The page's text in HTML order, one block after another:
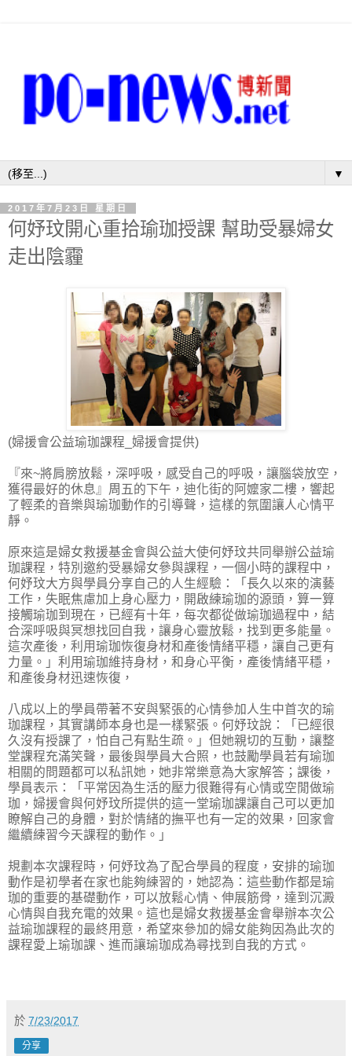
▼
2017年7月23日 星期日
何妤玟開心重拾瑜珈授課 幫助受暴婦女
走出陰霾
(婦援會公益瑜珈課程_婦援會提供)
『來~將肩膀放鬆，深呼吸，感受自己的呼吸，讓腦袋放空，
獲得最好的休息』周五的下午，迪化街的阿嬤家二樓，響起
了輕柔的音樂與瑜珈動作的引導聲，這樣的氛圍讓人心情平
靜。
原來這是婦女救援基金會與公益大使何妤玟共同舉辦公益瑜
珈課程，特別邀約受暴婦女參與課程，一個小時的課程中，
何妤玟大方與學員分享自己的人生經驗：「長久以來的演藝
工作，失眠焦慮加上身心壓力，開啟練瑜珈的源頭，算一算
接觸瑜珈到現在，已經有十年，每次都從做瑜珈過程中，結
合深呼吸與冥想找回自我，讓身心靈放鬆，找到更多能量。
這次產後，利用瑜珈恢復身材和產後情緒平穩，讓自己更有
力量。」利用瑜珈維持身材，和身心平衡，產後情緒平穩，
和產後身材迅速恢復，
八成以上的學員帶著不安與緊張的心情參加人生中首次的瑜
珈課程，其實講師本身也是一樣緊張。何妤玟說：「已經很
久沒有授課了，怕自己有點生疏。」但她親切的互動，讓整
堂課程充滿笑聲，最後與學員大合照，也鼓勵學員若有瑜珈
相關的問題都可以私訊她，她非常樂意為大家解答；課後，
學員表示：「平常因為生活的壓力很難得有心情或空閒做瑜
珈，婦援會與何妤玟所提供的這一堂瑜珈課讓自己可以更加
瞭解自己的身體，對於情緒的撫平也有一定的效果，回家會
繼續練習今天課程的動作。」
規劃本次課程時，何妤玟為了配合學員的程度，安排的瑜珈
動作是初學者在家也能夠練習的，她認為：這些動作都是瑜
珈的重要的基礎動作，可以放鬆心情、伸展筋骨，達到沉澱
心情與自我充電的效果。這也是婦女救援基金會舉辦本次公
益瑜珈課程的最終用意，希望來參加的婦女能夠因為此次的
課程愛上瑜珈課、進而讓瑜珈成為尋找到自我的方式。
於 7/23/2017
分享